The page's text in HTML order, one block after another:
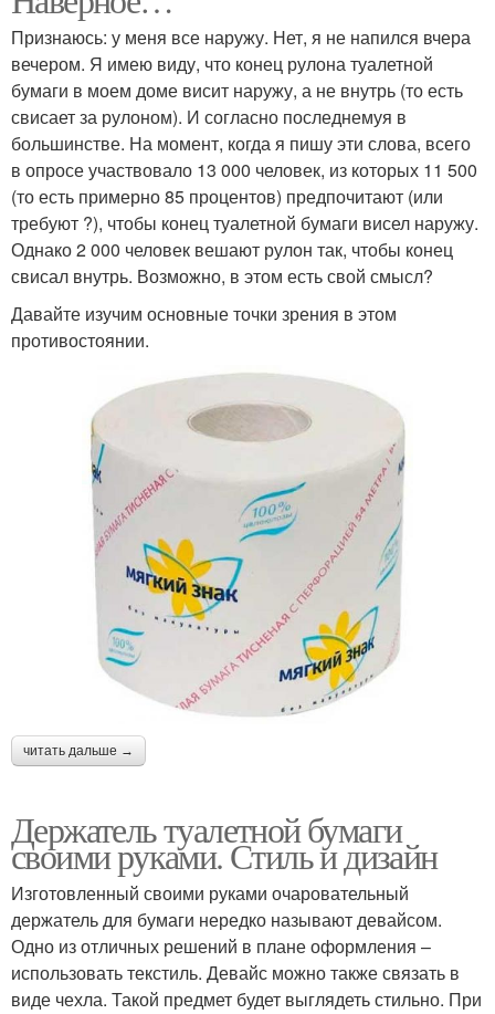
Признаюсь: у меня все наружу. Нет, я не напился вчера
вечером. Я имею виду, что конец рулона туалетной
бумаги в моем доме висит наружу, а не внутрь (то есть
свисает за рулоном). И согласно последнемуя в
большинстве. На момент, когда я пишу эти слова, всего
в опросе участвовало 13 000 человек, из которых 11 500
(то есть примерно 85 процентов) предпочитают (или
требуют ?), чтобы конец туалетной бумаги висел наружу.
Однако 2 000 человек вешают рулон так, чтобы конец
свисал внутрь. Возможно, в этом есть свой смысл?
Давайте изучим основные точки зрения в этом
противостоянии.
читать дальше →
Держатель туалетной бумаги
своими руками. Стиль и дизайн
Изготовленный своими руками очаровательный
держатель для бумаги нередко называют девайсом.
Одно из отличных решений в плане оформления –
использовать текстиль. Девайс можно также связать в
виде чехла. Такой предмет будет выглядеть стильно. При